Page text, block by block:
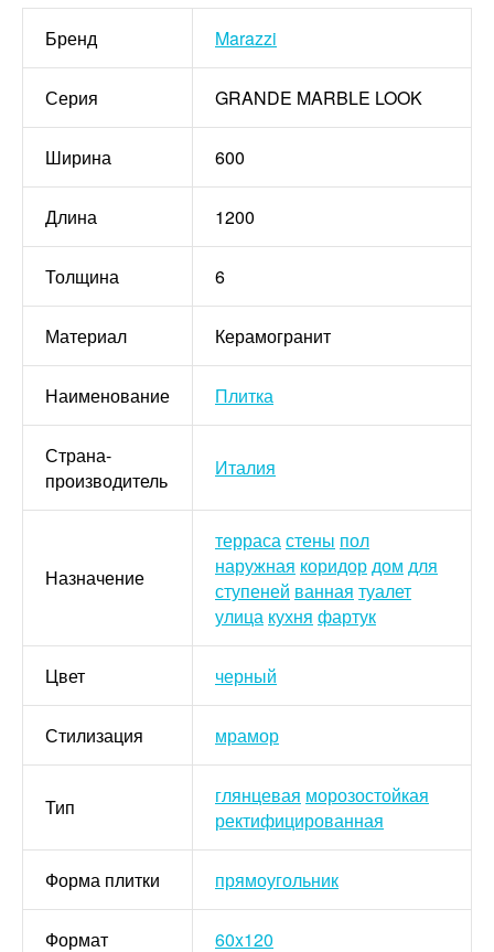
Бренд Marazzi
Серия GRANDE MARBLE LOOK
Ширина 600
Длина 1200
Толщина 6
Материал Керамогранит
Наименование Плитка
Страна-
производитель
Италия
Назначение
террасастены пол
наружная коридордом для
ступеней ванная туалет
улица кухня фартук
Цвет черный
Стилизация мрамор
Тип глянцевая морозостойкая
ректифицированная
Форма плитки прямоугольник
Формат 60x120